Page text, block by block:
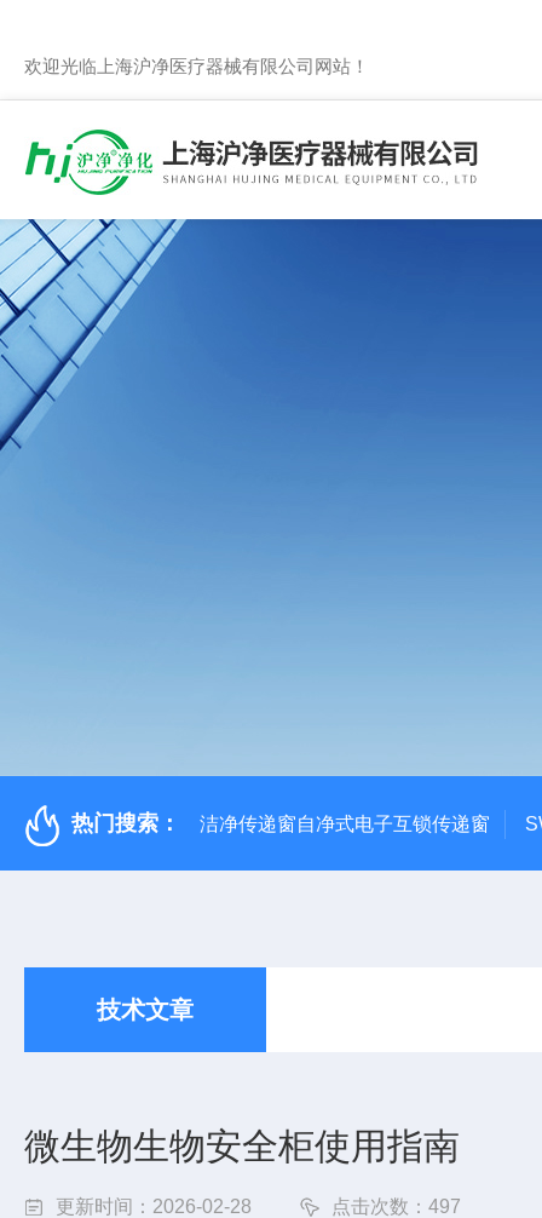
欢迎光临上海沪净医疗器械有限公司网站！
热门搜索： 洁净传递窗自净式电子互锁传递窗
技术文章
微生物生物安全柜使用指南
更新时间：2026-02-28 点击次数：497